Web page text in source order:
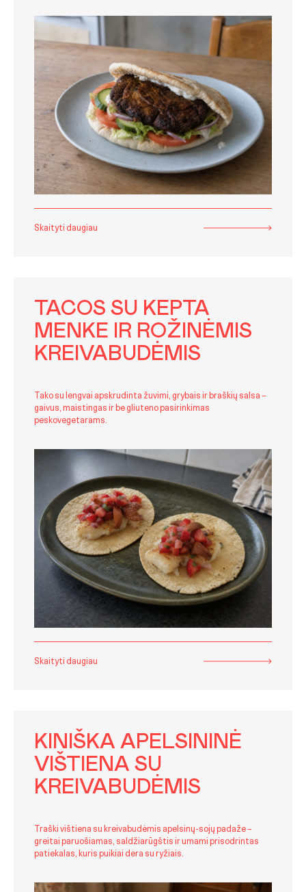
Skaityti daugiau
TACOS SU KEPTA
MENKE IR ROŽINĖMIS
KREIVABUDĖMIS
Tako su lengvai apskrudinta žuvimi, grybais ir braškių salsa –
gaivus, maistingas ir be gliuteno pasirinkimas
peskovegetarams.
Skaityti daugiau
KINIŠKA APELSININĖ
VIŠTIENA SU
KREIVABUDĖMIS
Traški vištiena su kreivabudėmis apelsinų-sojų padaže –
greitai paruošiamas, saldžiarūgštis ir umami prisodrintas
patiekalas, kuris puikiai dera su ryžiais.